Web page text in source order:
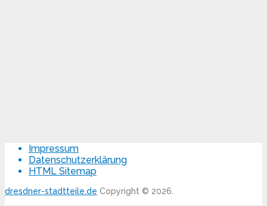
Impressum
Datenschutzerklärung
HTML Sitemap
dresdner-stadtteile.de Copyright © 2026.